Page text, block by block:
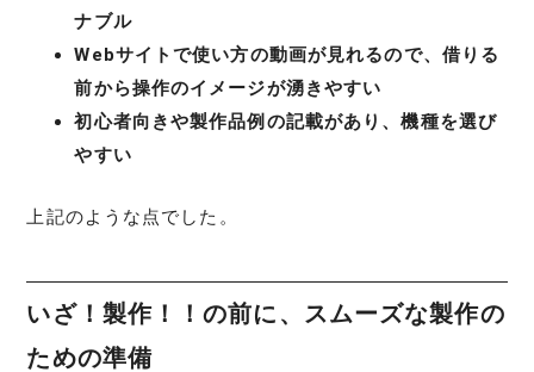
ナブル
Webサイトで使い方の動画が見れるので、借りる
前から操作のイメージが湧きやすい
初心者向きや製作品例の記載があり、機種を選び
やすい
上記のような点でした。
いざ！製作！！の前に、 スムーズな製作の
ための準備